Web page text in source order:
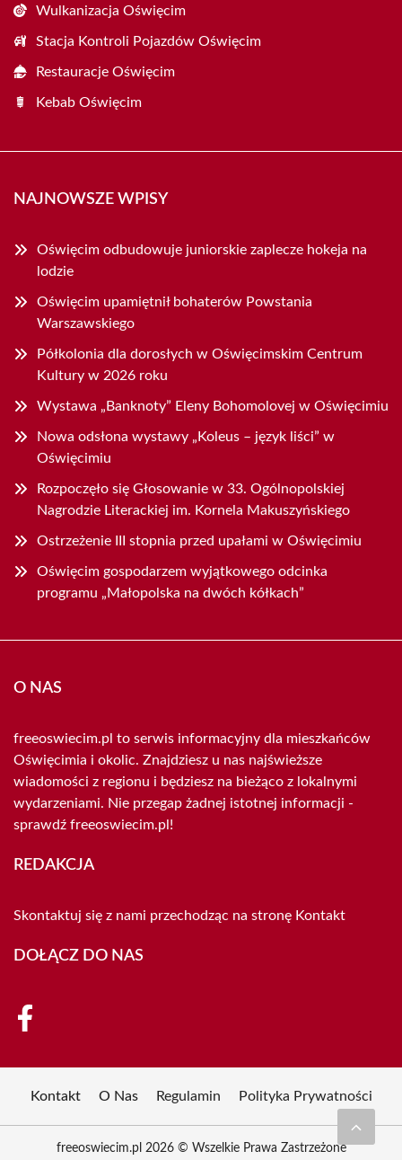
Wulkanizacja Oświęcim
Stacja Kontroli Pojazdów Oświęcim
Restauracje Oświęcim
Kebab Oświęcim
NAJNOWSZE WPISY
Oświęcim odbudowuje juniorskie zaplecze hokeja na
lodzie
Oświęcim upamiętnił bohaterów Powstania
Warszawskiego
Półkolonia dla dorosłych w Oświęcimskim Centrum
Kultury w 2026 roku
Wystawa „Banknoty” Eleny Bohomolovej w Oświęcimiu
Nowa odsłona wystawy „Koleus – język liści” w
Oświęcimiu
Rozpoczęło się Głosowanie w 33. Ogólnopolskiej
Nagrodzie Literackiej im. Kornela Makuszyńskiego
Ostrzeżenie III stopnia przed upałami w Oświęcimiu
Oświęcim gospodarzem wyjątkowego odcinka
programu „Małopolska na dwóch kółkach”
O NAS
freeoswiecim.pl to serwis informacyjny dla mieszkańców
Oświęcimia i okolic. Znajdziesz u nas najświeższe
wiadomości z regionu i będziesz na bieżąco z lokalnymi
wydarzeniami. Nie przegap żadnej istotnej informacji -
sprawdź freeoswiecim.pl!
REDAKCJA
Skontaktuj się z nami przechodząc na stronę Kontakt
DOŁĄCZ DO NAS
Kontakt O Nas Regulamin Polityka Prywatności
freeoswiecim.pl 2026 © Wszelkie Prawa Zastrzeżone